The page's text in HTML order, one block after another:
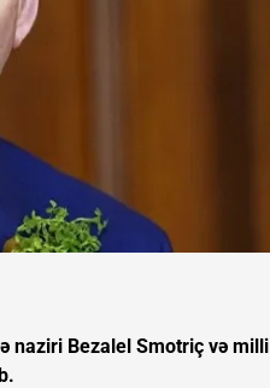
naziri Bezalel Smotriç və milli